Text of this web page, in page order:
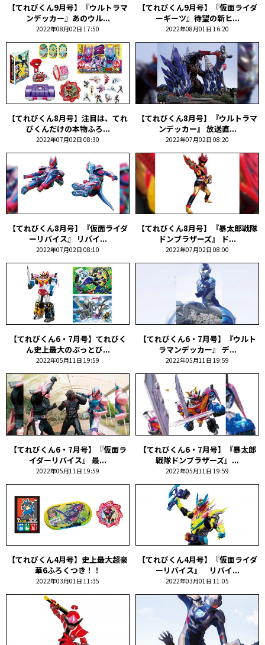
【てれびくん9月号】『ウルトラマ
ンデッカー』あのウル...
2022年08月02日 17:50
【てれびくん9月号】『仮面ライダ
ーギーツ』待望の新ヒ...
2022年08月01日 16:20
【てれびくん8月号】注目は、てれ
びくんだけの本物ふろ...
2022年07月02日 08:30
【てれびくん8月号】『ウルトラマ
ンデッカー』 放送直...
2022年07月02日 08:20
【てれびくん8月号】『仮面ライダ
ーリバイス』 リバイ...
2022年07月02日 08:10
【てれびくん8月号】『暴太郎戦隊
ドンブラザーズ』 ド...
2022年07月02日 08:00
【てれびくん6・7月号】てれびく
ん史上最大のぶっとび...
2022年05月11日 19:59
【てれびくん6・7月号】『ウルト
ラマンデッカー』 デ...
2022年05月11日 19:59
【てれびくん6・7月号】『仮面ラ
イダーリバイス』 最...
2022年05月11日 19:59
【てれびくん6・7月号】『暴太郎
戦隊ドンブラザーズ』...
2022年05月11日 19:59
【てれびくん4月号】史上最大超豪
華6ふろくつき！！
2022年03月01日 11:35
【てれびくん4月号】『仮面ライダ
ーリバイス』 リバイ...
2022年03月01日 11:05